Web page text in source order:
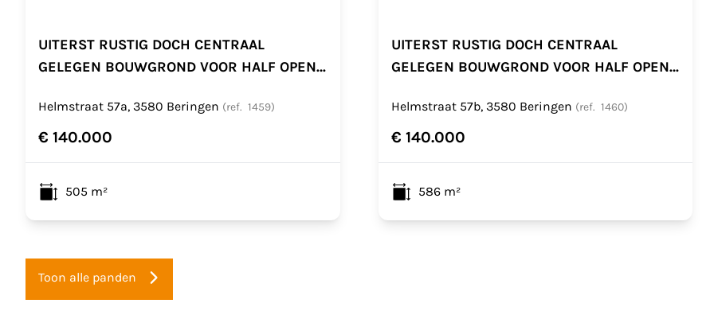
UITERST RUSTIG DOCH CENTRAAL
GELEGEN BOUWGROND VOOR HALF OPEN
Helmstraat 57a, 3580 Beringen (ref. 1459)
€ 140.000
505 m²
UITERST RUSTIG DOCH CENTRAAL
GELEGEN BOUWGROND VOOR HALF OPEN
Helmstraat 57b, 3580 Beringen (ref. 1460)
€ 140.000
586 m²
Toon alle panden